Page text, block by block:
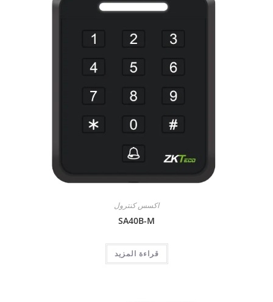
اكسس كنترول
SA40B-M
قراءة المزيد